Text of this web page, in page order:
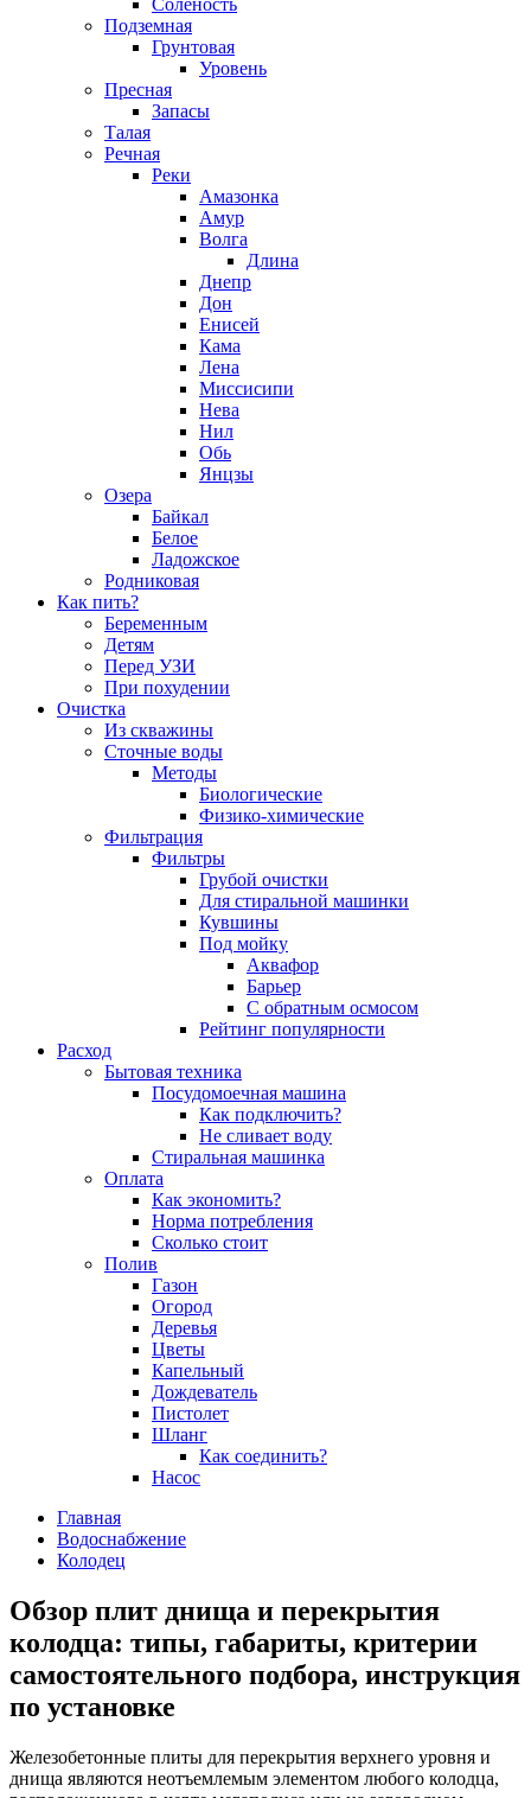
Соленость
Подземная
Грунтовая
Уровень
Пресная
Запасы
Талая
Речная
Реки
Амазонка
Амур
Волга
Длина
Днепр
Дон
Енисей
Кама
Лена
Миссисипи
Нева
Нил
Обь
Янцзы
Озера
Байкал
Белое
Ладожское
Родниковая
Как пить?
Беременным
Детям
Перед УЗИ
При похудении
Очистка
Из скважины
Сточные воды
Методы
Биологические
Физико-химические
Фильтрация
Фильтры
Грубой очистки
Для стиральной машинки
Кувшины
Под мойку
Аквафор
Барьер
С обратным осмосом
Рейтинг популярности
Расход
Бытовая техника
Посудомоечная машина
Как подключить?
Не сливает воду
Стиральная машинка
Оплата
Как экономить?
Норма потребления
Сколько стоит
Полив
Газон
Огород
Деревья
Цветы
Капельный
Дождеватель
Пистолет
Шланг
Как соединить?
Насос
Главная
Водоснабжение
Колодец
Обзор плит днища и перекрытия
колодца: типы, габариты, критерии
самостоятельного подбора, инструкция
по установке
Железобетонные плиты для перекрытия верхнего уровня и
днища являются неотъемлемым элементом любого колодца,